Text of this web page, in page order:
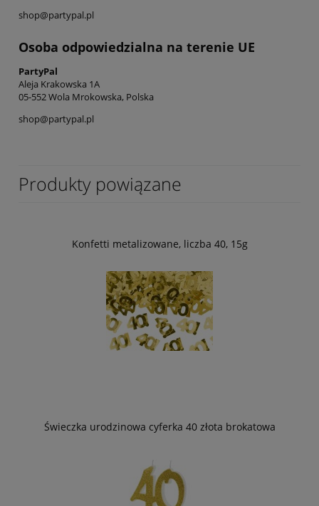
shop@partypal.pl
Osoba odpowiedzialna na terenie UE
PartyPal
Aleja Krakowska 1A
05-552 Wola Mrokowska, Polska
shop@partypal.pl
Produkty powiązane
Konfetti metalizowane, liczba 40, 15g
Świeczka urodzinowa cyferka 40 złota brokatowa